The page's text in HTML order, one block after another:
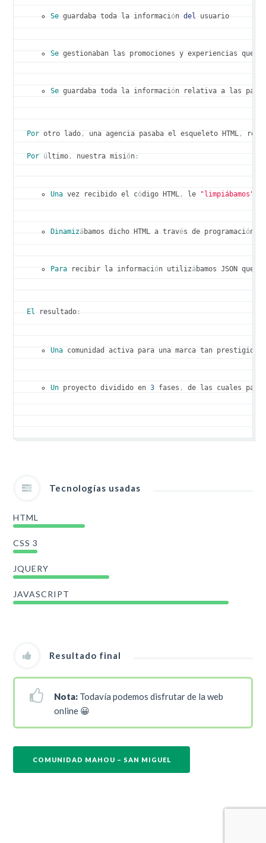
Se guardaba toda la información del usuario
Se gestionaban las promociones y experiencias que
Se guardaba toda la informaci ón relativa a las
Por otro lado , una agencia pasaba el esqueleto HTML ,
Por último , nuestra misi ón :
Una vez recibido el código HTML , le "limpiábamos"
Dinamizábamos dicho HTML a través de programación
Para recibir la información utilizá bamos JSON que
El resultado :
Una comunidad activa para una marca tan prestigiosa
Un proyecto dividido en 3 fases , de las cuales
Tecnologías usadas
HTML
CSS 3
JQUERY
JAVASCRIPT
Resultado final
Nota: Todavía podemos disfrutar de la web
online 😀
COMUNIDAD MAHOU – SAN MIGUEL